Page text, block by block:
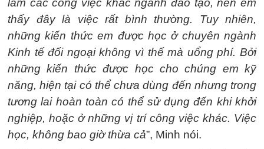
làm các công việc khác ngành đào tạo, nên em
thấy đây là việc rất bình thường. Tuy nhiên,
những kiến thức em được học ở chuyên ngành
Kinh tế đối ngoại không vì thế mà uổng phí. Bởi
những kiến thức được học cho chúng em kỹ
năng, hiện tại có thể chưa dùng đến nhưng trong
tương lai hoàn toàn có thể sử dụng đến khi khởi
nghiệp, hoặc ở những vị trí công việc khác. Việc
học, không bao giờ thừa cả”, Minh nói.